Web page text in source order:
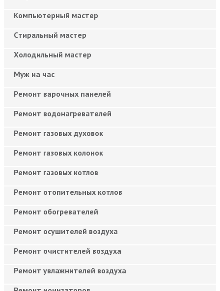
Компьютерный мастер
Cтиральный мастер
Холодильный мастер
Муж на час
Ремонт варочных панелей
Ремонт водонагревателей
Ремонт газовых духовок
Ремонт газовых колонок
Ремонт газовых котлов
Ремонт отопительных котлов
Ремонт обогревателей
Ремонт осушителей воздуха
Ремонт очистителей воздуха
Ремонт увлажнителей воздуха